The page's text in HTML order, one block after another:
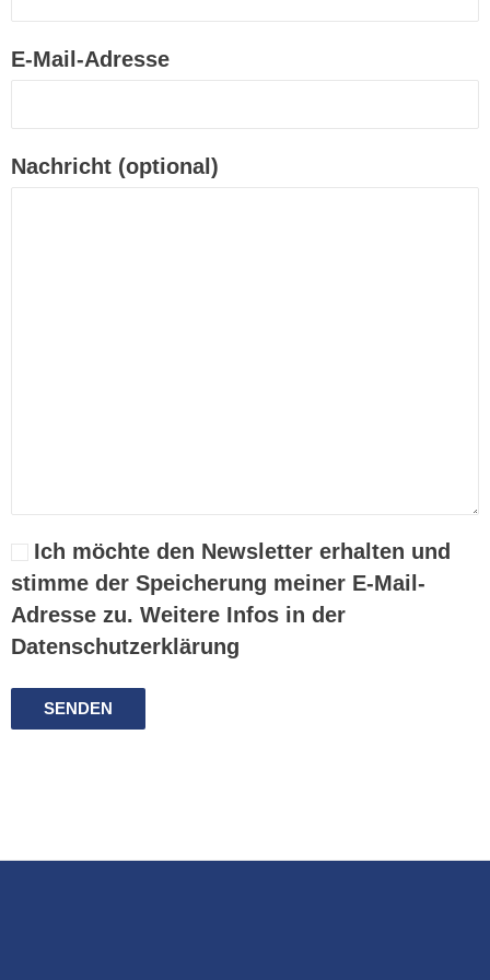
E-Mail-Adresse
Nachricht (optional)
Ich möchte den Newsletter erhalten und
stimme der Speicherung meiner E-Mail-
Adresse zu. Weitere Infos in der
Datenschutzerklärung